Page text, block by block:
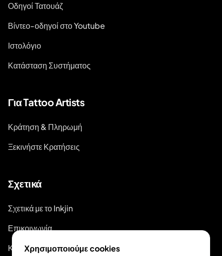
Οδηγοί Τατουάζ
Βίντεο-οδηγοί στο Youtube
Ιστολόγιο
Κατάσταση Συστήματος
Για Tattoo Artists
Κράτηση & Πληρωμή
Ξεκινήστε Κρατήσεις
Σχετικά
Σχετικά με το Inkjin
Επικοινωνία
Κιτ Επωνυμίας
Χρησιμοποιούμε cookies